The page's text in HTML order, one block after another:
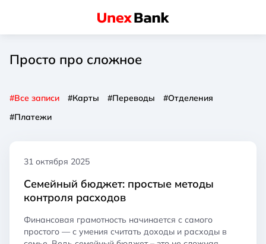
Просто про сложное
#Все записи #Карты #Переводы
#Отделения
#Платежи
31 октября 2025
Семейный бюджет: простые методы
контроля расходов
Финансовая грамотность начинается с самого
простого — с умения считать доходы и расходы в